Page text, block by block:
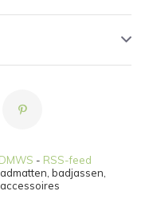
DMWS - RSS-feed
badjassen,